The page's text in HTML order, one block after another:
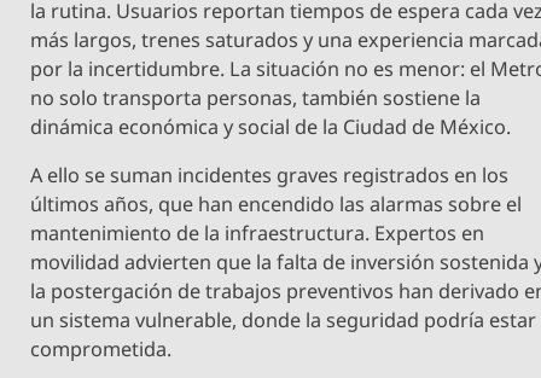
la rutina. Usuarios reportan tiempos de espera cada
más largos, trenes saturados y una experiencia
por la incertidumbre. La situación no es menor: el
no solo transporta personas, también sostiene la
dinámica económica y social de la Ciudad de México.
A ello se suman incidentes graves registrados en los
últimos años, que han encendido las alarmas sobre el
mantenimiento de la infraestructura. Expertos en
movilidad advierten que la falta de inversión sostenida
la postergación de trabajos preventivos han derivado
un sistema vulnerable, donde la seguridad podría estar
comprometida.